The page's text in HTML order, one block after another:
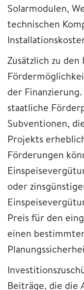
Solarmodulen,
technischen
Zusätzlich zu
der
staatliche
Subventionen,
Projekts
Förderungen
oder
Preis für den
einen
Beiträge, die die